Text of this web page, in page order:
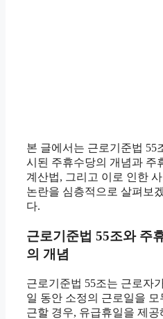
본 글에서는 근로기준법 55
시된 주휴수당의 개념과 주
계산법, 그리고 이로 인한
논란을 심층적으로 살펴보
다.
근로기준법 55조와 주
의 개념
근로기준법 55조는 근로자
일 동안 소정의 근로일을 모
근할 경우, 유급휴일을 제공